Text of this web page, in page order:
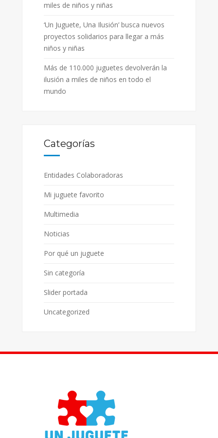
miles de niños y niñas
‘Un Juguete, Una Ilusión’ busca nuevos
proyectos solidarios para llegar a más
niños y niñas
Más de 110.000 juguetes devolverán la
ilusión a miles de niños en todo el
mundo
Categorías
Entidades Colaboradoras
Mi juguete favorito
Multimedia
Noticias
Por qué un juguete
Sin categoría
Slider portada
Uncategorized